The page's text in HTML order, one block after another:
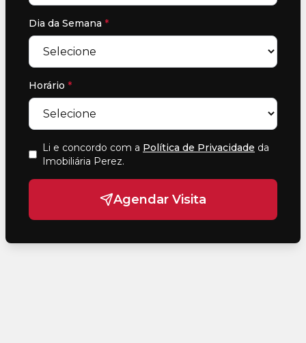
Dia da Semana *
Horário *
Li e concordo com a Política de Privacidade da
Imobiliária Perez.
Agendar Visita